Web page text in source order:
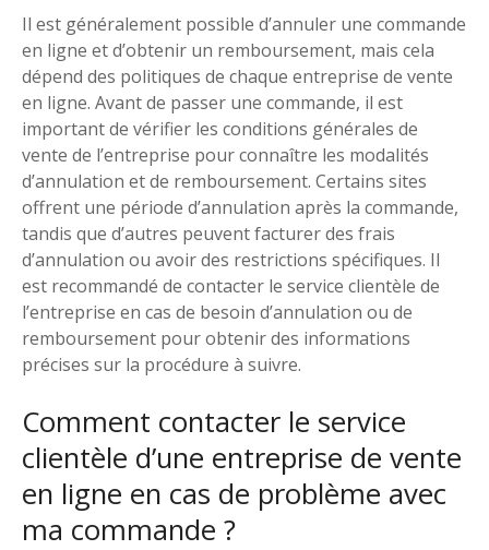
Il est généralement possible d’annuler une commande
en ligne et d’obtenir un remboursement, mais cela
dépend des politiques de chaque entreprise de vente
en ligne. Avant de passer une commande, il est
important de vérifier les conditions générales de
vente de l’entreprise pour connaître les modalités
d’annulation et de remboursement. Certains sites
offrent une période d’annulation après la commande,
tandis que d’autres peuvent facturer des frais
d’annulation ou avoir des restrictions spécifiques. Il
est recommandé de contacter le service clientèle de
l’entreprise en cas de besoin d’annulation ou de
remboursement pour obtenir des informations
précises sur la procédure à suivre.
Comment contacter le service
clientèle d’une entreprise de vente
en ligne en cas de problème avec
ma commande ?